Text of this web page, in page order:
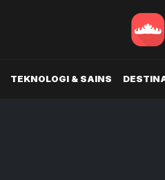
TEKNOLOGI & SAINS